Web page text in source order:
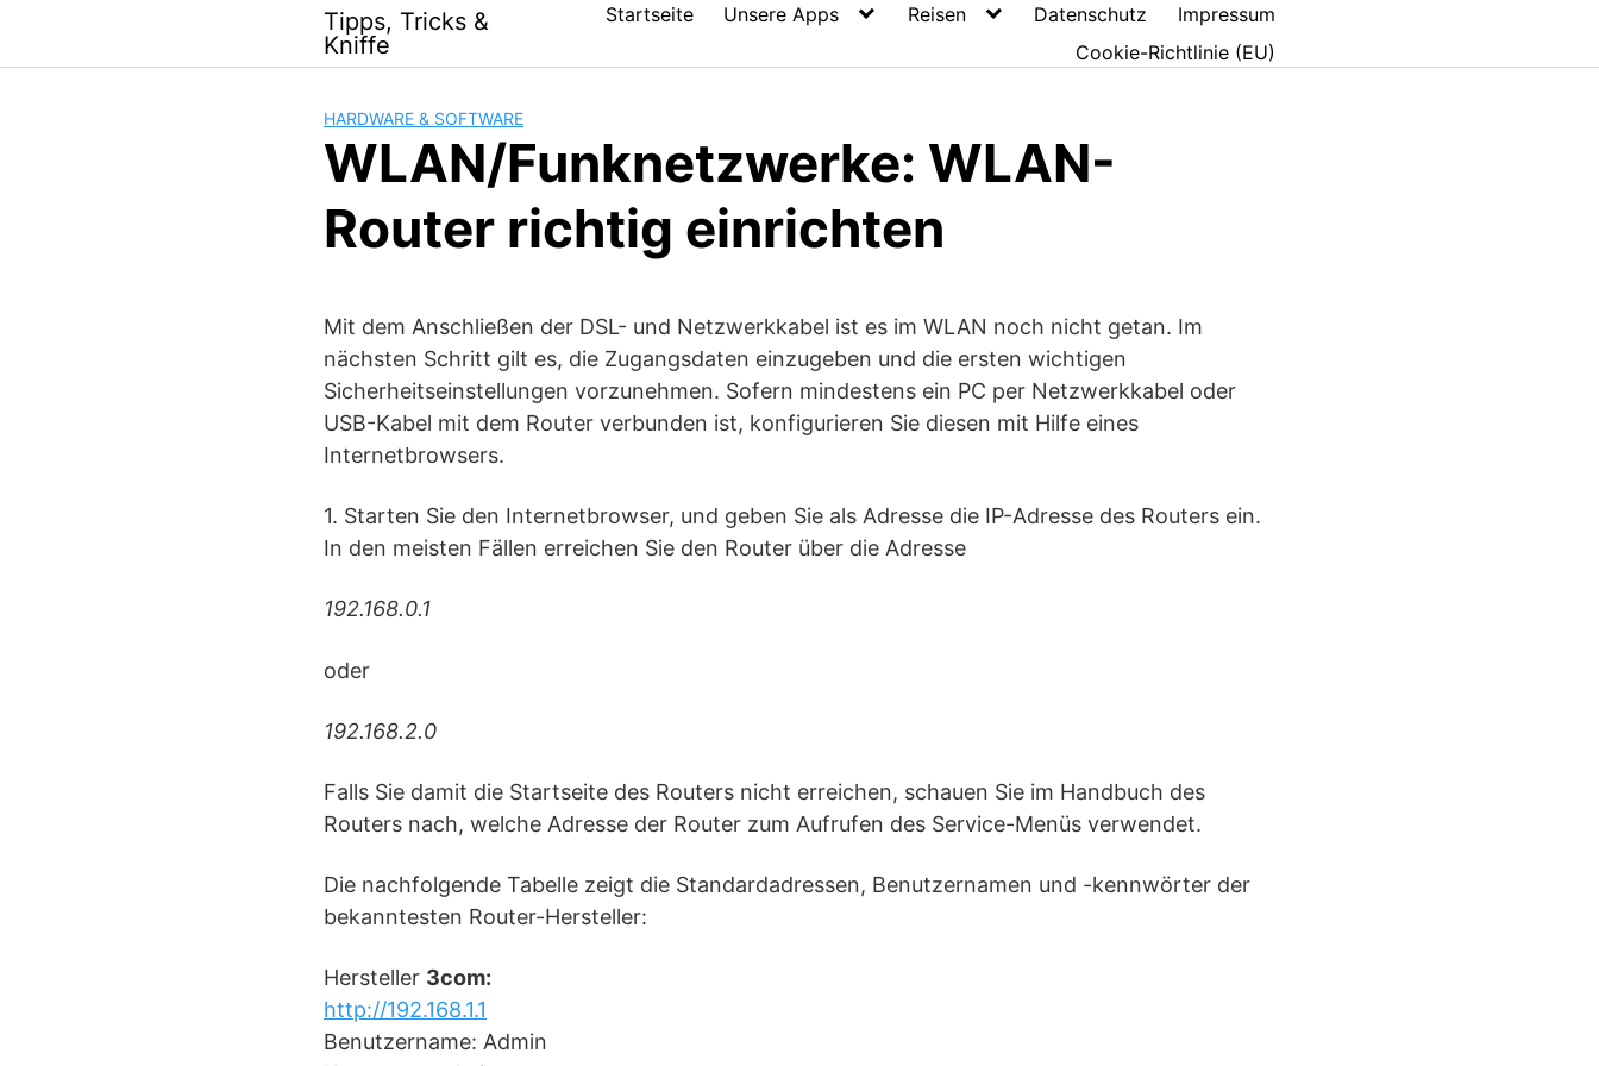
content
Tipps, Tricks &
Kniffe
Startseite Unsere Apps Reisen Datenschutz
Impressum
Cookie-Richtlinie (EU)
HARDWARE & SOFTWARE
WLAN/Funknetzwerke: WLAN-
Router richtig einrichten
Mit dem Anschließen der DSL- und Netzwerkkabel ist es im WLAN noch nicht getan. Im
nächsten Schritt gilt es, die Zugangsdaten einzugeben und die ersten wichtigen
Sicherheitseinstellungen vorzunehmen. Sofern mindestens ein PC per Netzwerkkabel oder
USB-Kabel mit dem Router verbunden ist, konfigurieren Sie diesen mit Hilfe eines
Internetbrowsers.
1. Starten Sie den Internetbrowser, und geben Sie als Adresse die IP-Adresse des Routers ein.
In den meisten Fällen erreichen Sie den Router über die Adresse
192.168.0.1
oder
192.168.2.0
Falls Sie damit die Startseite des Routers nicht erreichen, schauen Sie im Handbuch des
Routers nach, welche Adresse der Router zum Aufrufen des Service-Menüs verwendet.
Die nachfolgende Tabelle zeigt die Standardadressen, Benutzernamen und -kennwörter der
bekanntesten Router-Hersteller:
Hersteller 3com:
http://192.168.1.1
Benutzername: Admin